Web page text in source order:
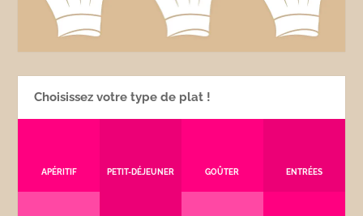
Choisissez votre type de plat !
APÉRITIF PETIT-DÉJEUNER GOÛTER ENTRÉES